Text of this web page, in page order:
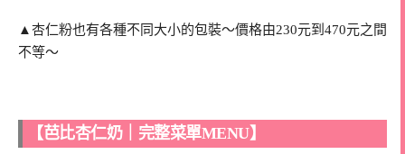
▲杏仁粉也有各種不同大小的包裝～價格由230元到470元之間
不等～
【芭比杏仁奶｜完整菜單MENU】